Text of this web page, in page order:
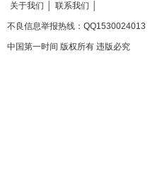
关于我们 联系我们
不良信息举报热线：QQ1530024013
中国第一时间 版权所有 违版必究